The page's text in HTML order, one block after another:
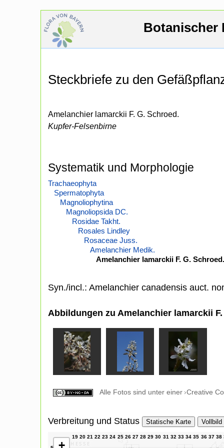
Botanischer
Steckbriefe zu den
Amelanchier lamarckii F. G. Schroed.
Kupfer-Felsenbirne
Systematik und Morphologie
Trachaeophyta
Spermatophyta
Magnoliophytina
Magnoliopsida DC.
Rosidae Takht.
Rosales Lindley
Rosaceae Juss.
Amelanchier Medik.
Amelanchier lamarckii F. G. Schroed.
Syn./incl.: Amelanchier canadensis auct.
Abbildungen zu Amelanchier lamarckii
Alle Fotos sind unter einer Creative
Verbreitung und Status Statische Karte Vollbild
+